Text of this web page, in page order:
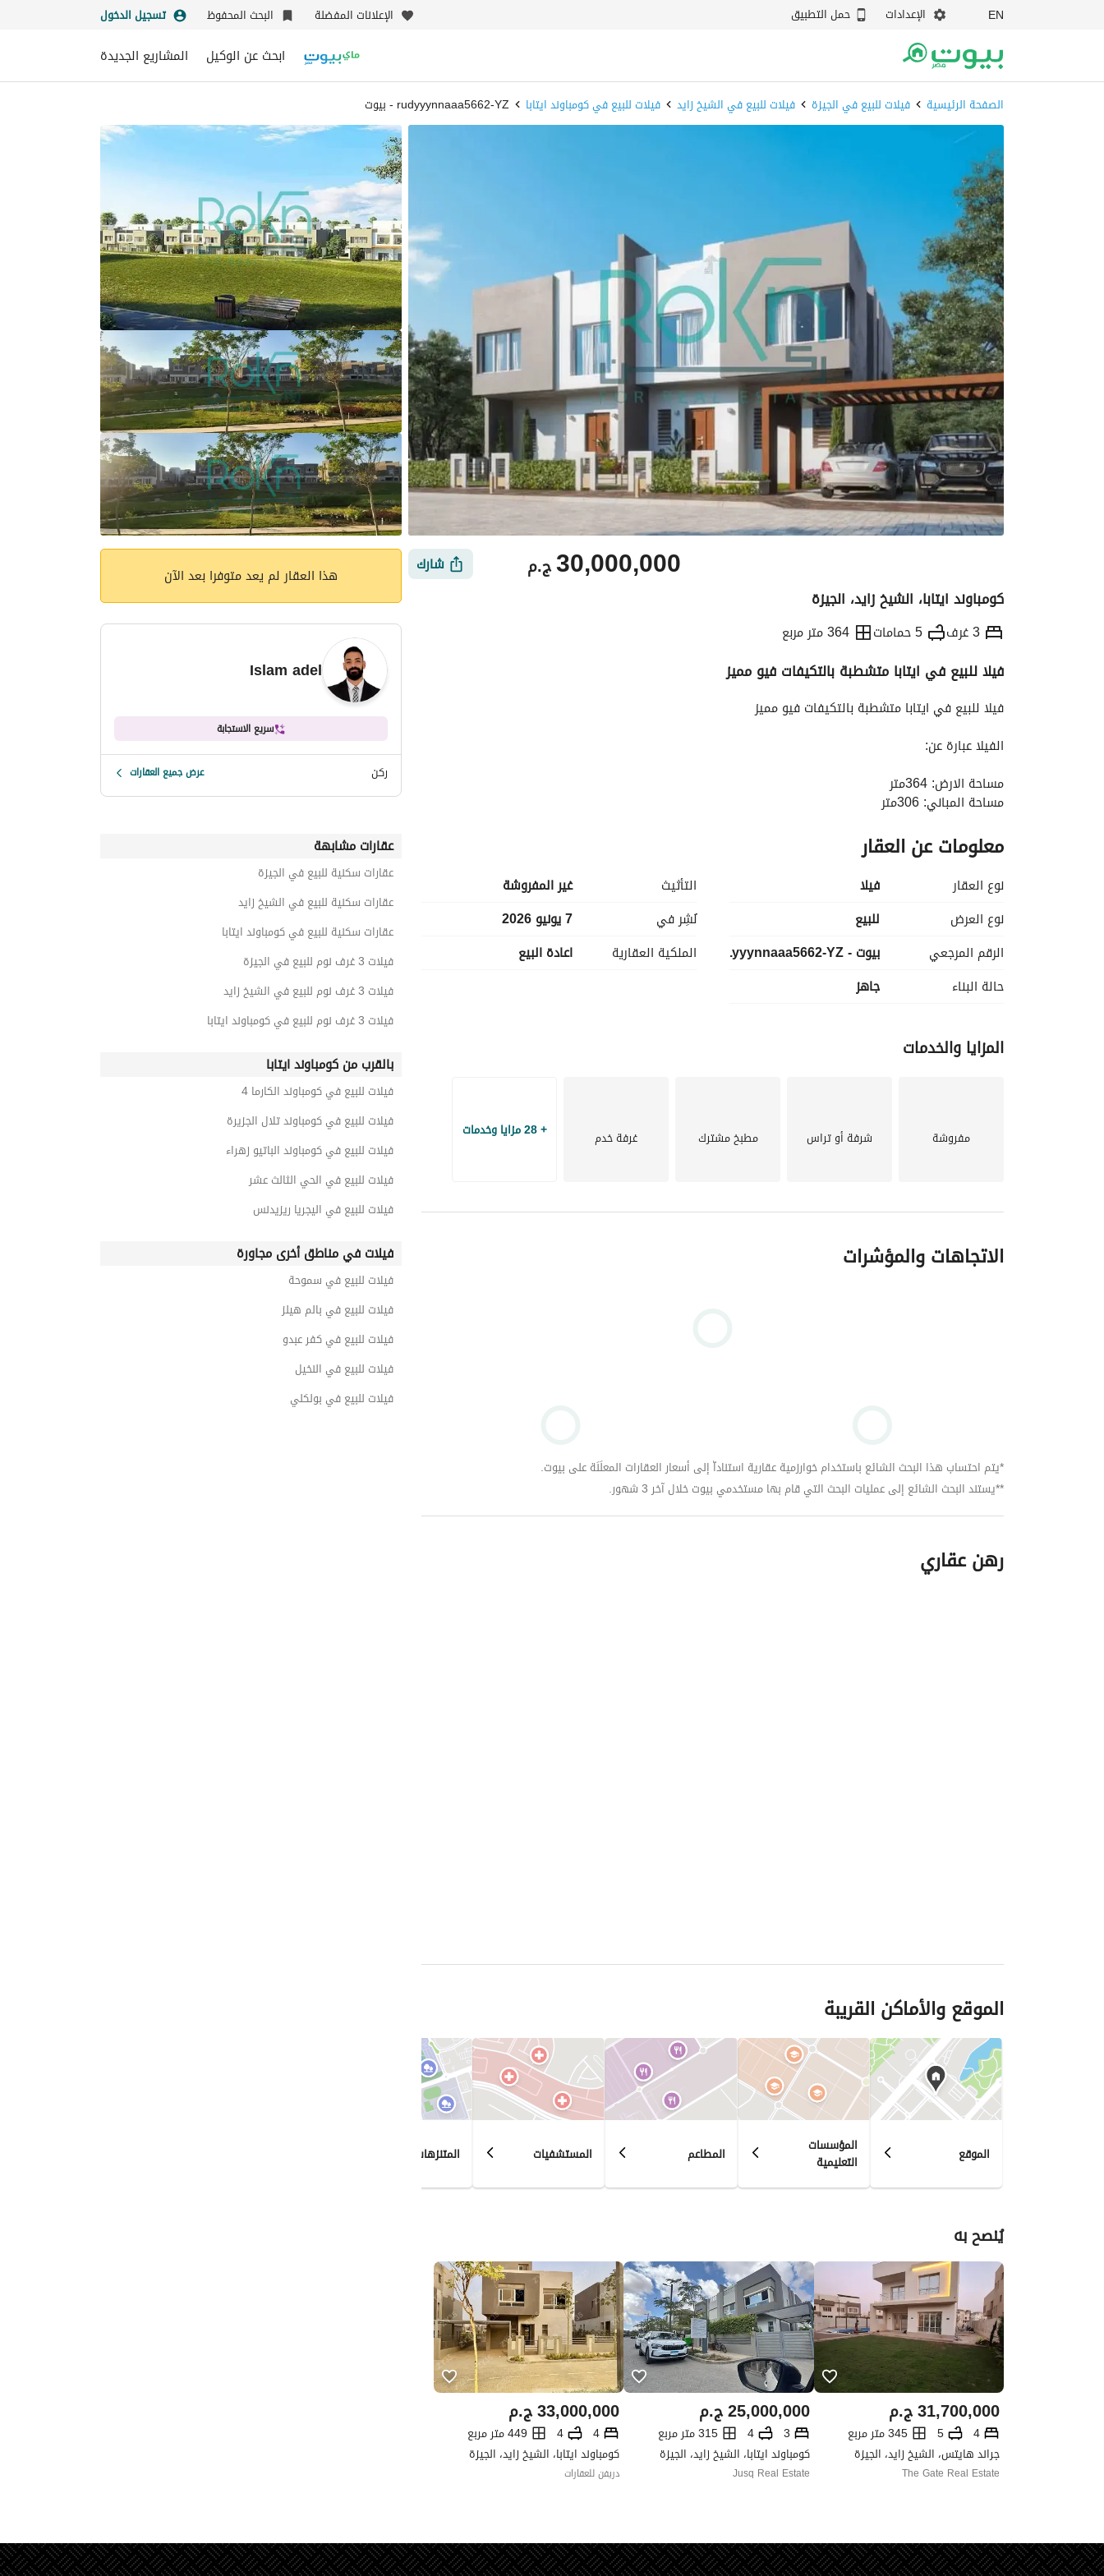
EN الإعدادات حمل التطبيق الإعلانات المفضلة البحث المحفوظ تسجيل الدخول
ابحث عن الوكيل المشاريع الجديدة
الصفحة الرئيسية فيلات للبيع في الجيزة فيلات للبيع في الشيخ زايد فيلات للبيع في كومباوند ايتابا rudyyynnaaa5662-YZ - بيوت
ج.م30,000,000 شارك
كومباوند ايتابا، الشيخ زايد، الجيزة
3 غرف 5 حمامات 364 متر مربع
التفاصيل
فيلا للبيع في ايتابا متشطبة بالتكيفات فيو مميز
فيلا للبيع في ايتابا متشطبة بالتكيفات فيو مميز
الفيلا عبارة عن:
مساحة الارض: 364متر
مساحة المباني: 306متر
مساحة الجاردن: 275متر
عدد الغرف: 3
عدد الحمام: 5
غرفة ناني
غرفة في الروف
مطبخ
معلومات عن العقار
نوع العقار
فیلا
نوع العرض
للبيع
الرقم المرجعي
بيوت - rudyyynnaaa5662-YZ
حالة البناء
جاهز
التأثيث
غير المفروشة
نُشِر في
7 يونيو 2026
الملكية العقارية
اعادة البيع
المزايا والخدمات
مفروشة شرفة أو تراس مطبخ مشترك غرفة خدم + 28 مزايا وخدمات
الاتجاهات والمؤشرات
*يتم احتساب هذا البحث الشائع باستخدام خوارزمية عقارية استناداّ إلى أسعار العقارات المعلَنَة على بيوت.
**يستند البحث الشائع إلى عمليات البحث التي قام بها مستخدمي بيوت خلال آخر 3 شهور.
رهن عقاري
الموقع والأماكن القريبة
الموقع المؤسسات
التعليمية المطاعم المستشفيات المتنزهات
يُنصح به
ج.م31,700,000
4
5
345 متر مربع
جراند هايتس، الشيخ زايد، الجيزة
The Gate Real Estate
ج.م25,000,000
3
4
315 متر مربع
كومباوند ايتابا، الشيخ زايد، الجيزة
Jusq Real Estate
ج.م33,000,000
4
4
449 متر مربع
كومباوند ايتابا، الشيخ زايد، الجيزة
دريفن للعقارات
هذا العقار لم يعد متوفرا بعد الآن
Islam adel
سريع الاستجابة
ركن عرض جميع العقارات
عقارات مشابهة
عقارات سكنية للبيع في الجيزة
عقارات سكنية للبيع في الشيخ زايد
عقارات سكنية للبيع في كومباوند ايتابا
فيلات 3 غرف نوم للبيع في الجيزة
فيلات 3 غرف نوم للبيع في الشيخ زايد
فيلات 3 غرف نوم للبيع في كومباوند ايتابا
بالقرب من كومباوند ايتابا
فيلات للبيع في كومباوند الكارما 4
فيلات للبيع في كومباوند تلال الجزيرة
فيلات للبيع في كومباوند الباتيو زهراء
فيلات للبيع في الحي الثالث عشر
فيلات للبيع في اليجريا ريزيدنس
فيلات في مناطق أخرى مجاورة
فيلات للبيع في سموحة
فيلات للبيع في بالم هيلز
فيلات للبيع في كفر عبدو
فيلات للبيع في النخيل
فيلات للبيع في بولكلي